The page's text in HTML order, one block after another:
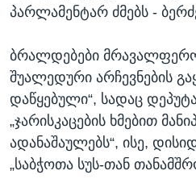
პარლამენტარ ძმებს -
ბრალდებები
შუალედური არჩევნების
დაწყებული“, სადაც
„ჯარისკაცების ხმებით
ადანაშაულებს“, ისე,
„საბჭოთა სუს-თან